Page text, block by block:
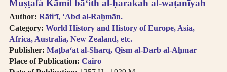
of the books. As
searching
technologies for
Arabic OCR develop,
we intend to
introduce full-text
عندما تتطوّر إمكانية استخدام
المحارف باللغة العربية في
Muṣṭafá Kāmil bāʻith al-ḥarakah al-waṭanīyah
Author: Rāfiʻī, ʻAbd al-Raḥmān.
Category: World History and History of Europe, Asia,
Africa, Australia, New Zealand, etc.
Publisher: Maṭbaʻat al-Sharq, Qism al-Darb al-Aḥmar
Place of Publication: Cairo